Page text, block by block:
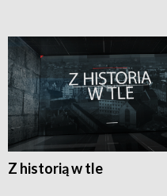
Z historią w tle